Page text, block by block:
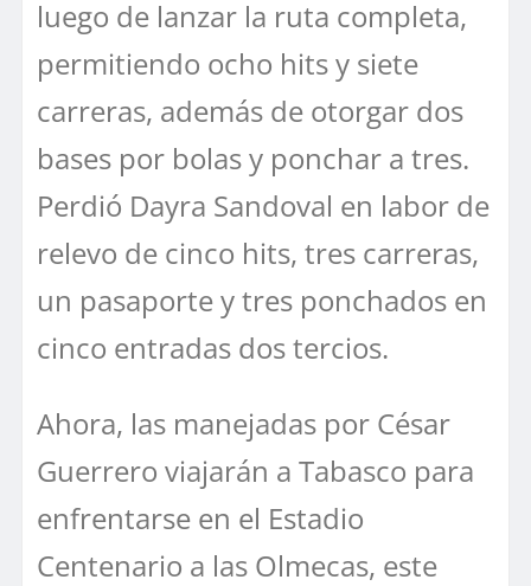
luego de lanzar la ruta completa,
permitiendo ocho hits y siete
carreras, además de otorgar dos
bases por bolas y ponchar a tres.
Perdió Dayra Sandoval en labor de
relevo de cinco hits, tres carreras,
un pasaporte y tres ponchados en
cinco entradas dos tercios.
Ahora, las manejadas por César
Guerrero viajarán a Tabasco para
enfrentarse en el Estadio
Centenario a las Olmecas, este